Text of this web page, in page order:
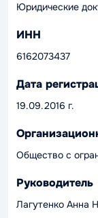
Юридические
ИНН
6162073437
Дата
19.09.2016 г.
Общество с
Руководитель
Лагутенко Анна